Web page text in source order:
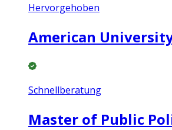
Hervorgehoben
American
Schnellberatung
Master of Public